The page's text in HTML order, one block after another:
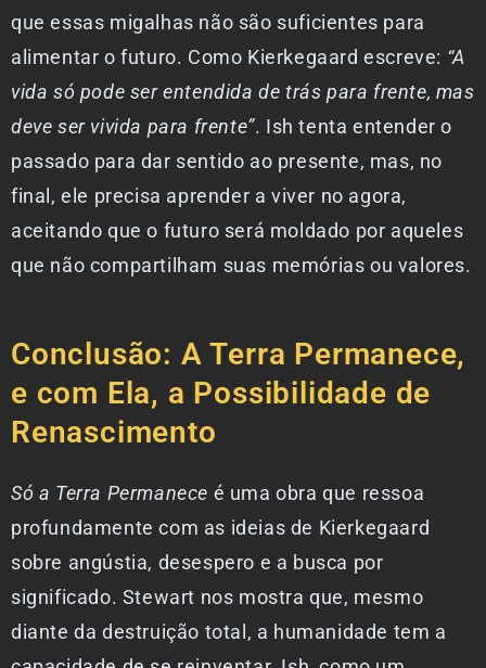
que essas migalhas não são suficientes para
alimentar o futuro. Como Kierkegaard escreve: “A
vida só pode ser entendida de trás para frente, mas
deve ser vivida para frente”. Ish tenta entender o
passado para dar sentido ao presente, mas, no
final, ele precisa aprender a viver no agora,
aceitando que o futuro será moldado por aqueles
que não compartilham suas memórias ou valores.
Conclusão: A Terra Permanece,
e com Ela, a Possibilidade de
Renascimento
Só a Terra Permanece é uma obra que ressoa
profundamente com as ideias de Kierkegaard
sobre angústia, desespero e a busca por
significado. Stewart nos mostra que, mesmo
diante da destruição total, a humanidade tem a